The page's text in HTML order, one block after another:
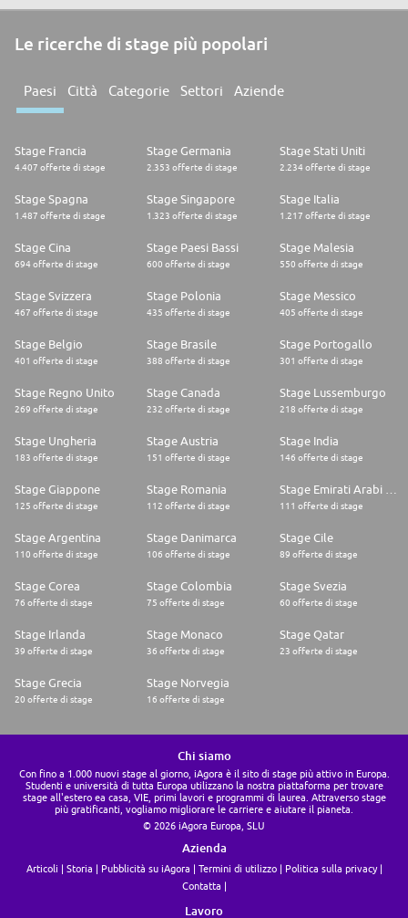
Le ricerche di stage più popolari
Paesi Città Categorie Settori Aziende
Stage Francia
4.407 offerte di stage
Stage Germania
2.353 offerte di stage
Stage Stati Uniti
2.234 offerte di stage
Stage Spagna
1.487 offerte di stage
Stage Singapore
1.323 offerte di stage
Stage Italia
1.217 offerte di stage
Stage Cina
694 offerte di stage
Stage Paesi Bassi
600 offerte di stage
Stage Malesia
550 offerte di stage
Stage Svizzera
467 offerte di stage
Stage Polonia
435 offerte di stage
Stage Messico
405 offerte di stage
Stage Belgio
401 offerte di stage
Stage Brasile
388 offerte di stage
Stage Portogallo
301 offerte di stage
Stage Regno Unito
269 offerte di stage
Stage Canada
232 offerte di stage
Stage Lussemburgo
218 offerte di stage
Stage Ungheria
183 offerte di stage
Stage Austria
151 offerte di stage
Stage India
146 offerte di stage
Stage Giappone
125 offerte di stage
Stage Romania
112 offerte di stage 111 offerte di stage
Stage Argentina
110 offerte di stage
Stage Danimarca
106 offerte di stage
Stage Cile
89 offerte di stage
Stage Corea
76 offerte di stage
Stage Colombia
75 offerte di stage
Stage Svezia
60 offerte di stage
Stage Irlanda
39 offerte di stage
Stage Monaco
36 offerte di stage
Stage Qatar
23 offerte di stage
Stage Grecia
20 offerte di stage
Stage Norvegia
16 offerte di stage
Chi siamo
Con fino a 1.000 nuovi stage al giorno, iAgora è il sito di stage più attivo in Europa.
Studenti e università di tutta Europa utilizzano la nostra piattaforma per trovare
stage all'estero ea casa, VIE, primi lavori e programmi di laurea. Attraverso stage
più gratificanti, vogliamo migliorare le carriere e aiutare il pianeta.
© 2026 iAgora Europa, SLU
Azienda
Articoli Storia Pubblicità su iAgora Termini di utilizzo
Politica sulla privacy
Contatta
Lavoro